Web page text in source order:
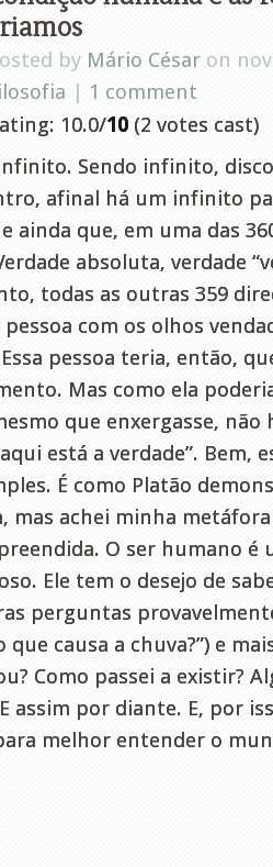
by Mário César on
| 1 comment
10.0/10 (2 votes cast)
Sendo infinito,
afinal há um infinito
ainda que, em uma das
absoluta, verdade
todas as outras 359
com os olhos
pessoa teria, então,
Mas como ela
que enxergasse,
está a verdade”. Bem,
É como Platão
mas achei minha
O ser humano é
Ele tem o desejo de
perguntas
que causa a chuva?”) e
Como passei a existir?
assim por diante. E, por
melhor entender o